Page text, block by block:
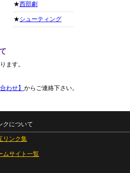
★西部劇
★シューティング
ます。
わせ】 からご連絡下さい。
クについて
リンク集
ムサイト一覧